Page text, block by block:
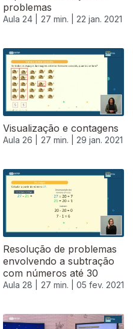
problemas
Aula 24 | 27 min. | 22 jan. 2021
Visualização e contagens
Aula 26 | 27 min. | 29 jan. 2021
Resolução de problemas
envolvendo a subtração
com números até 30
Aula 28 | 27 min. | 05 fev. 2021